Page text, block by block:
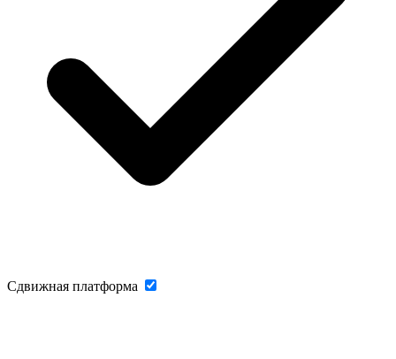
Сдвижная платформа